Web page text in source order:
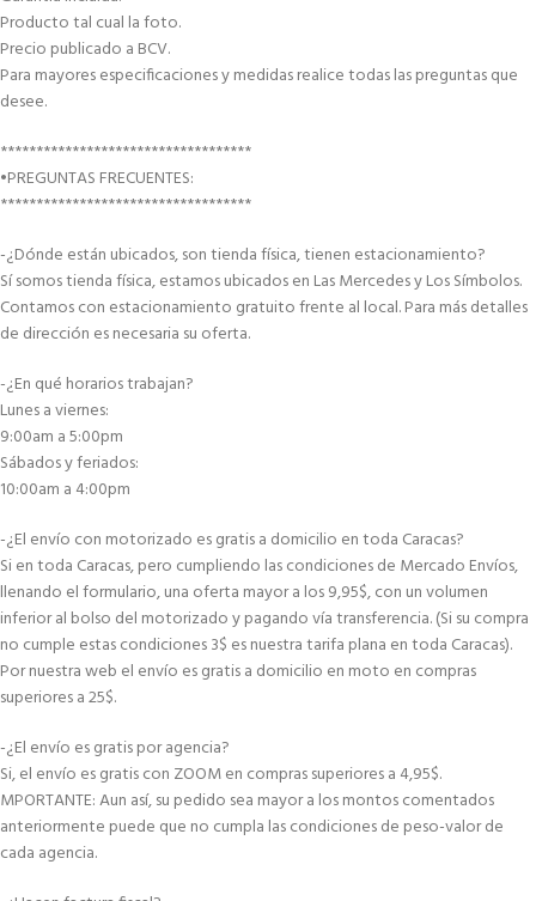
Producto tal cual la foto.
Precio publicado a BCV.
Para mayores especificaciones y medidas realice todas las preguntas que
desee.
***********************************
•PREGUNTAS FRECUENTES:
***********************************
-¿Dónde están ubicados, son tienda física, tienen estacionamiento?
Sí somos tienda física, estamos ubicados en Las Mercedes y Los Símbolos.
Contamos con estacionamiento gratuito frente al local. Para más detalles
de dirección es necesaria su oferta.
-¿En qué horarios trabajan?
Lunes a viernes:
9:00am a 5:00pm
Sábados y feriados:
10:00am a 4:00pm
-¿El envío con motorizado es gratis a domicilio en toda Caracas?
Si en toda Caracas, pero cumpliendo las condiciones de Mercado Envíos,
llenando el formulario, una oferta mayor a los 9,95$, con un volumen
inferior al bolso del motorizado y pagando vía transferencia. (Si su compra
no cumple estas condiciones 3$ es nuestra tarifa plana en toda Caracas).
Por nuestra web el envío es gratis a domicilio en moto en compras
superiores a 25$.
-¿El envío es gratis por agencia?
Si, el envío es gratis con ZOOM en compras superiores a 4,95$.
MPORTANTE: Aun así, su pedido sea mayor a los montos comentados
anteriormente puede que no cumpla las condiciones de peso-valor de
cada agencia.